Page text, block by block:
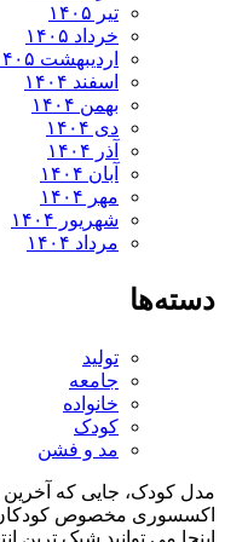
تیر ۱۴۰۵
خرداد ۱۴۰۵
اردیبهشت ۱۴۰۵
اسفند ۱۴۰۴
بهمن ۱۴۰۴
دی ۱۴۰۴
آذر ۱۴۰۴
آبان ۱۴۰۴
مهر ۱۴۰۴
شهریور ۱۴۰۴
مرداد ۱۴۰۴
تولید
جامعه
خانواده
کودک
مد و فشن
کودک، جایی که آخرین
مخصوص کودکان و